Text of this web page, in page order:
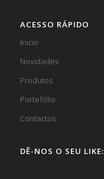
ACESSO RÁPIDO
Inicio
Novidades
Produtos
Portefólio
Contactos
DÊ-NOS O SEU LIKE: